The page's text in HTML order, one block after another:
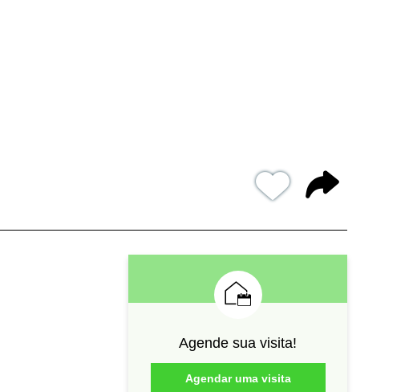
Agende sua visita!
Agendar uma visita